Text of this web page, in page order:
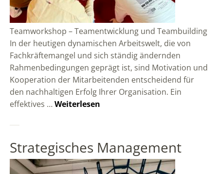
Teamworkshop – Teamentwicklung und Teambuilding
In der heutigen dynamischen Arbeitswelt, die von
Fachkräftemangel und sich ständig ändernden
Rahmenbedingungen geprägt ist, sind Motivation und
Kooperation der Mitarbeitenden entscheidend für
den nachhaltigen Erfolg Ihrer Organisation. Ein
effektives …Weiterlesen
Strategisches Management